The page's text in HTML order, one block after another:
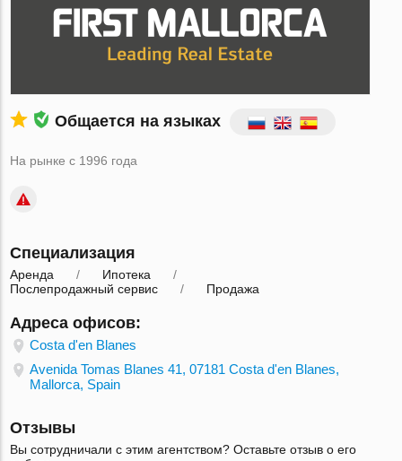
Общается на языках
На рынке с 1996 года
Специализация
Аренда
Ипотека
Послепродажный сервис
Продажа
Адреса офисов:
Costa d'en Blanes
Avenida Tomas Blanes 41, 07181 Costa d'en Blanes,
Mallorca, Spain
Отзывы
Вы сотрудничали с этим агентством? Оставьте отзыв о его